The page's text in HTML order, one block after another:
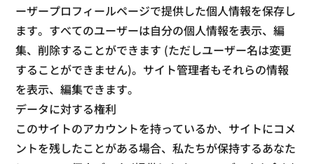
ーザープロフィールページで提供した個人情報を保存し
ます。すべてのユーザーは自分の個人情報を表示、編
集、削除することができます (ただしユーザー名は変更
することができません)。サイト管理者もそれらの情報
を表示、編集できます。
データに対する権利
このサイトのアカウントを持っているか、サイトにコメ
ントを残したことがある場合、私たちが保持するあなた